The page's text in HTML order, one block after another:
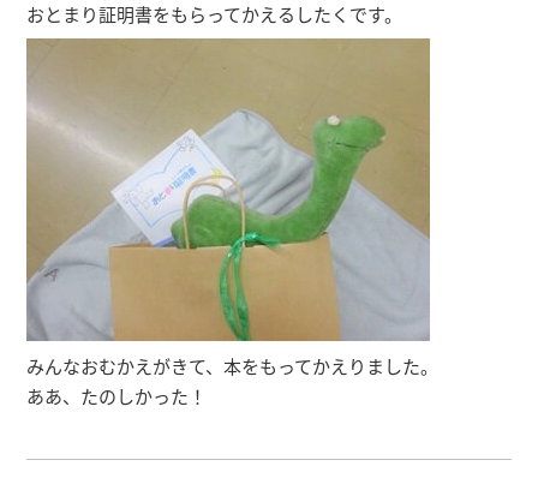
おとまり証明書をもらってかえるしたくです。
みんなおむかえがきて、本をもってかえりました。
ああ、たのしかった！